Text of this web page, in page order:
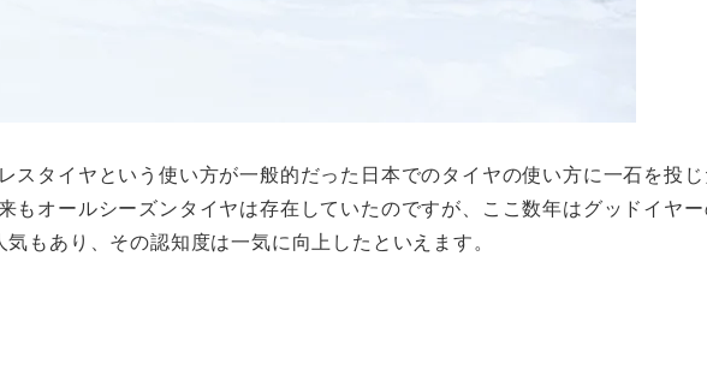
スタイヤという使い方が一般的だった日本でのタイヤの使い方に一石を投
もオールシーズンタイヤは存在していたのですが、ここ数年はグッドイヤ
もあり、その認知度は一気に向上したといえます。